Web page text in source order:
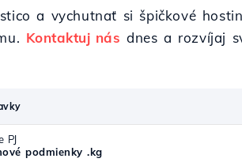
a vychutnať si špičkové
Kontaktuj nás dnes a rozvíjaj
PJ
podmienky .kg